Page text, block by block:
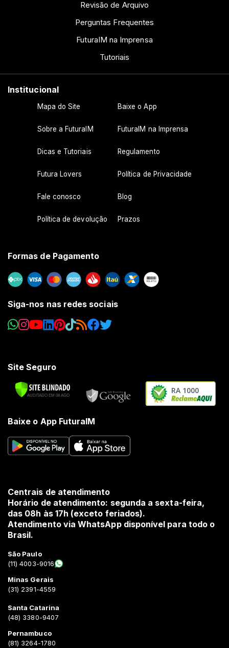
Revisão de Arquivo
Perguntas Frequentes
FuturaIM na Imprensa
Tutoriais
Institucional
Mapa do Site Baixe o App
Sobre a FuturaIM FuturaIM na Imprensa
Dicas e Tutoriais Regulamento
Futura Lovers Política de Privacidade
Fale conosco Blog
Política de devolução Prazos
Formas de Pagamento
Siga-nos nas redes sociais
Site Seguro
RA 1000
Baixe o App FuturaIM
Centrais de atendimento
Horário de atendimento: segunda a sexta-feira,
das 08h às 17h (exceto feriados).
Atendimento via WhatsApp disponível para todo o
Brasil.
São Paulo
(11) 4003-9016
Minas Gerais
(31) 2391-4559
Santa Catarina
(48) 3380-9407
Pernambuco
(81) 3264-1780